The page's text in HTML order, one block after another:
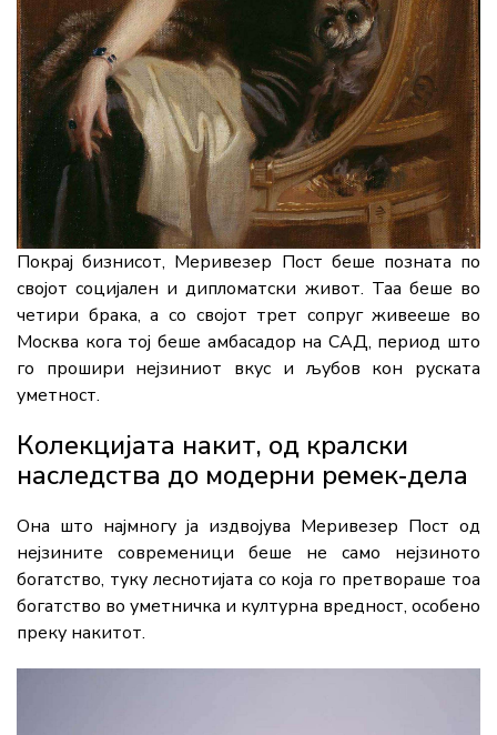
Покрај бизнисот, Меривезер Пост беше позната по
својот социјален и дипломатски живот. Таа беше во
четири брака, а со својот трет сопруг живееше во
Москва кога тој беше амбасадор на САД, период што
го прошири нејзиниот вкус и љубов кон руската
уметност.
Колекцијата накит, од кралски
наследства до модерни ремек‑дела
Она што најмногу ја издвојува Меривезер Пост од
нејзините современици беше не само нејзиното
богатство, туку леснотијата со која го претвораше тоа
богатство во уметничка и културна вредност, особено
преку накитот.